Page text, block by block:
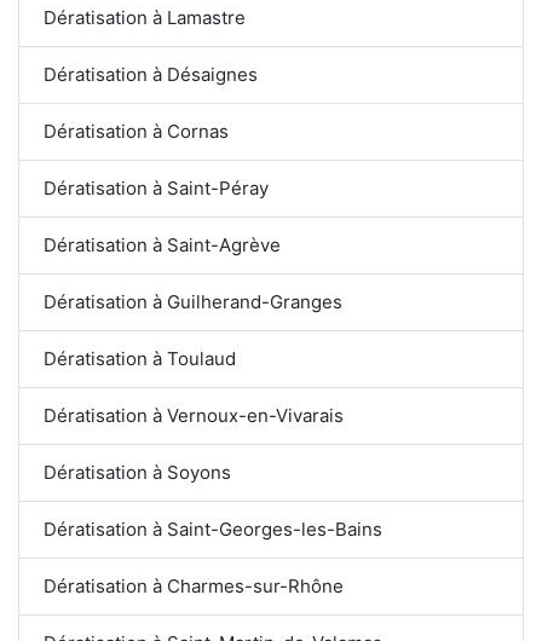
Dératisation à Lamastre
Dératisation à Désaignes
Dératisation à Cornas
Dératisation à Saint-Péray
Dératisation à Saint-Agrève
Dératisation à Guilherand-Granges
Dératisation à Toulaud
Dératisation à Vernoux-en-Vivarais
Dératisation à Soyons
Dératisation à Saint-Georges-les-Bains
Dératisation à Charmes-sur-Rhône